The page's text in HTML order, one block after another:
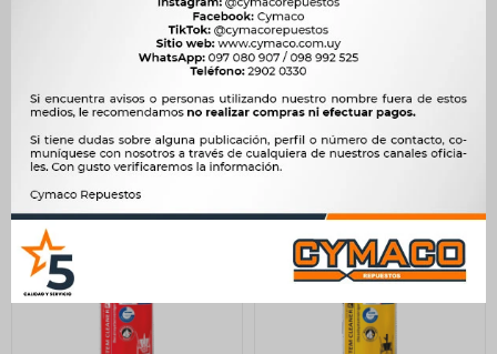
DIFERENCIAL 60CM3
MOLYKOTE
400
$ 332
DIESEL 300 ML GAT
$533